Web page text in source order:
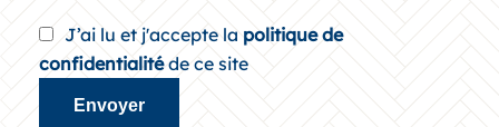
J’ai lu et j'accepte la politique de
confidentialitéde ce site
Envoyer